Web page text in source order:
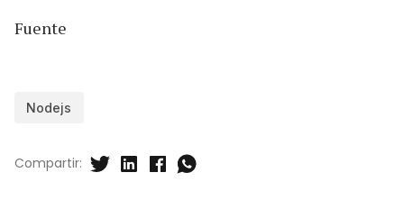
Fuente
Nodejs
Compartir: